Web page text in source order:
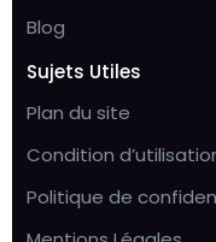
Blog
Sujets Utiles
Plan du site
Condition
Politique de